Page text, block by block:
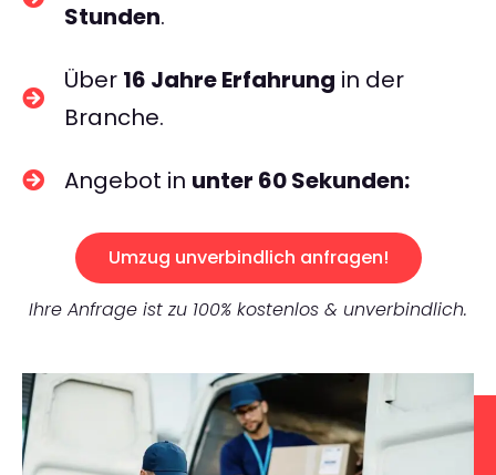
Stunden.
Über 16 Jahre Erfahrung in der
Branche.
Angebot in unter 60 Sekunden:
Umzug unverbindlich anfragen!
Ihre Anfrage ist zu 100% kostenlos & unverbindlich.